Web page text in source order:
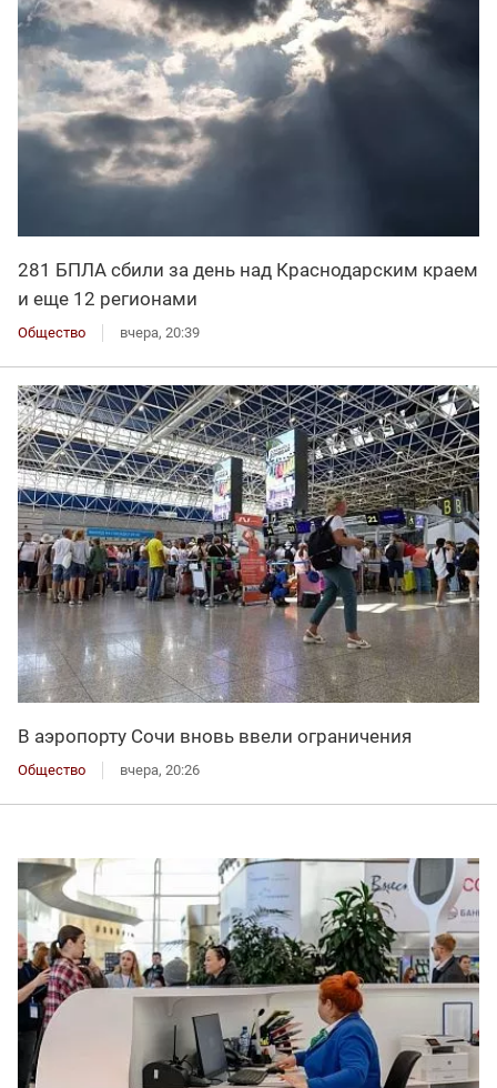
281 БПЛА сбили за день над Краснодарским краем
и еще 12 регионами
Общество вчера, 20:39
В аэропорту Сочи вновь ввели ограничения
Общество вчера, 20:26